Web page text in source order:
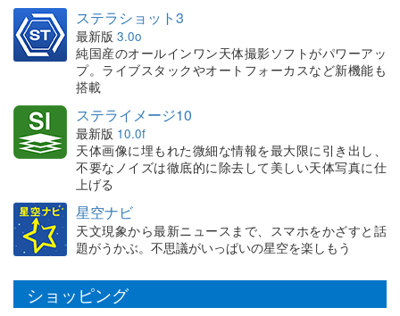
ステラショット3
最新版 3.0o
純国産のオールインワン天体撮影ソフトがパワーアッ
プ。ライブスタックやオートフォーカスなど新機能も
搭載
ステライメージ10
最新版 10.0f
天体画像に埋もれた微細な情報を最大限に引き出し、
不要なノイズは徹底的に除去して美しい天体写真に仕
上げる
星空ナビ
天文現象から最新ニュースまで、スマホをかざすと話
題がうかぶ。不思議がいっぱいの星空を楽しもう
ショッピング